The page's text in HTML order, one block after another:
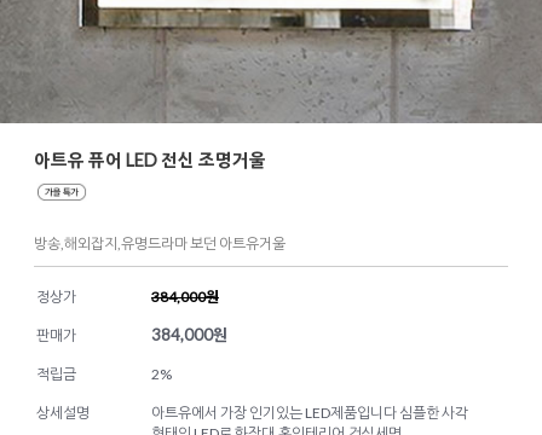
아트유 퓨어 LED 전신 조명거울
방송,해외잡지,유명드라마 보던 아트유거울
정상가 384,000원
판매가 384,000원
적립금 2%
상세설명
아트유에서 가장 인기있는 LED제품입니다 심플한 사각